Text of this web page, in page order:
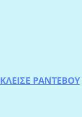
ΚΛΕΙΣΕ ΡΑΝΤΕΒΟΥ